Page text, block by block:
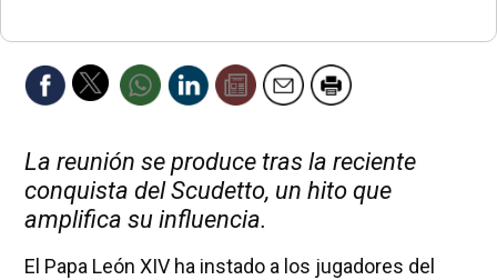
La reunión se produce tras la reciente
conquista del Scudetto, un hito que
amplifica su influencia.
El Papa León XIV ha instado a los jugadores del